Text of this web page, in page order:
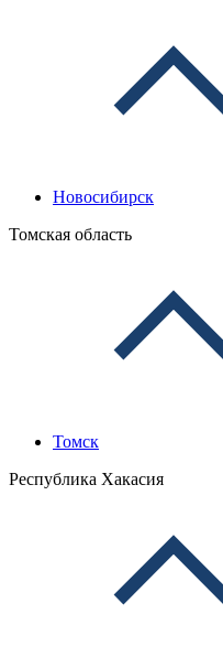
Новосибирск
Томская область
Томск
Республика Хакасия